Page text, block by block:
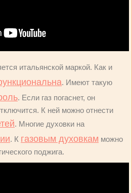
итальянской маркой. Как и
. Имеют такую
. Если газ погаснет, он
К ней можно отнести
. Многие духовки на
. К газовым духовкам можно
поджига.